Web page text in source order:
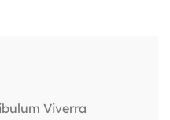
Viverra